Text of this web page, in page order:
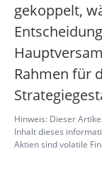
gekoppelt,
Rahmen für
Hinweis: Dieser
Inhalt dieses
Aktien sind volatile